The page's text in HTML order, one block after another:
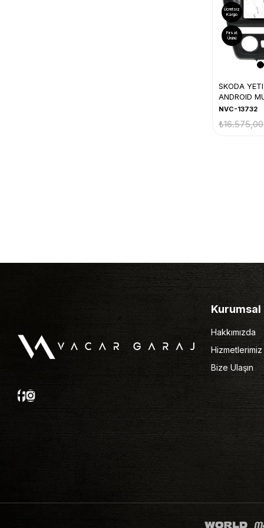
SKODA
ANDROID
NVC-13732
₺16.575,00
Ücretsiz
Kargo
Fırsat
Ürünü
Kurumsal
Hakkımızda
Hizmetlerimiz
Bize Ulaşın